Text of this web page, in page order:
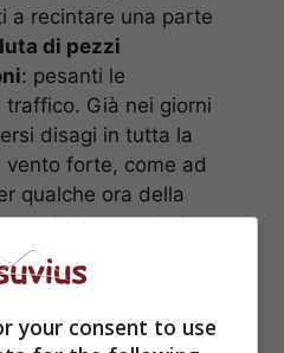
a recintare una parte
di pezzi
: pesanti le
Già nei giorni
disagi in tutta la
vento forte, come ad
qualche ora della
della segnaletica
your consent to use